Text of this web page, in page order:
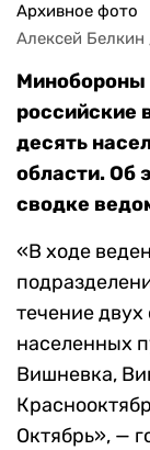
Архивное фото
Алексей Белкин
Минобороны
российские
десять
области. Об
сводке
«В ходе
течение
населенных
Вишневка,
Октябрь», —